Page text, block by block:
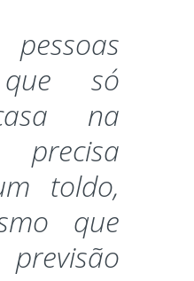
só
na
toldo,
que